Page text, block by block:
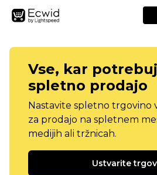
Vse, kar
spletno prodajo
Nastavite spletno trgovino
za prodajo na spletnem
medijih ali tržnicah.
Ustvarite